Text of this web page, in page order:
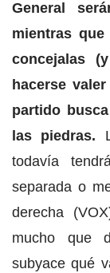
General
mientras
concejalas
hacerse
partido
las piedras.
todavía
separada o
derecha
mucho que
subyace qué